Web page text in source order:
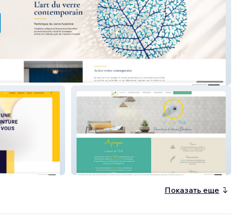
Petites lumières - France
L'Atelier de Nath - Bordeaux
Показать еще